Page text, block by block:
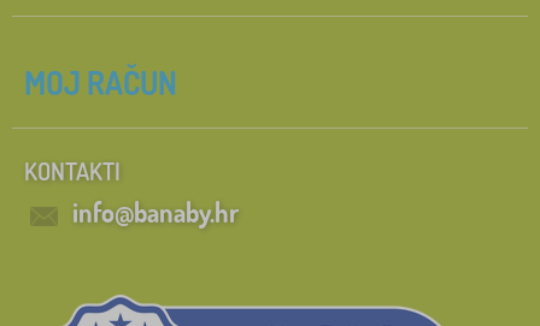
MOJ RAČUN
KONTAKTI
info@banaby.hr